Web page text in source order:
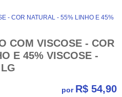
- COR NATURAL - 55% LINHO E 45%
COM VISCOSE - COR
E 45% VISCOSE -
por R$ 54,90